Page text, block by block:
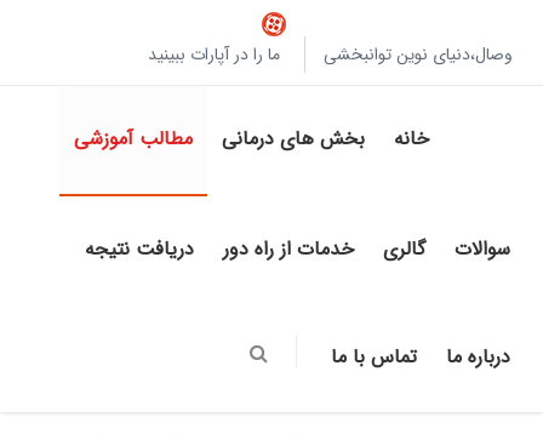
وصال،دنیای نوین توانبخشی ما را در آپارات ببینید
خانه بخش های درمانی مطالب آموزشی
سوالات گالری خدمات از راه دور دریافت نتیجه
درباره ما تماس با ما